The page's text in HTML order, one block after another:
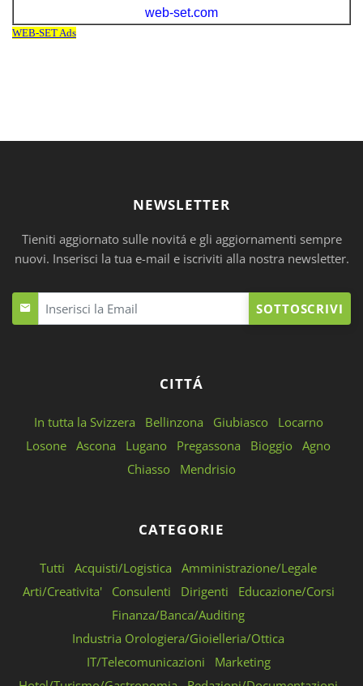
NEWSLETTER
Tieniti aggiornato sulle novitá e gli aggiornamenti sempre
nuovi. Inserisci la tua e-mail e iscriviti alla nostra newsletter.
SOTTOSCRIVI
CITTÁ
In tutta la Svizzera Bellinzona Giubiasco
Locarno
Losone Ascona Lugano Pregassona Bioggio Agno
Chiasso
Mendrisio
CATEGORIE
Tutti Acquisti/Logistica
Amministrazione/Legale
Arti/Creativita'
Consulenti Dirigenti
Educazione/Corsi
Finanza/Banca/Auditing
Industria Orologiera/Gioielleria/Ottica
IT/Telecomunicazioni
Marketing